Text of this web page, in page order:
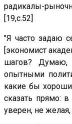
радикалы-
[19,с.52]
"Я часто задаю
[экономист
шагов? Думаю,
опытными
какие бы
сказать прямо:
уверен, не